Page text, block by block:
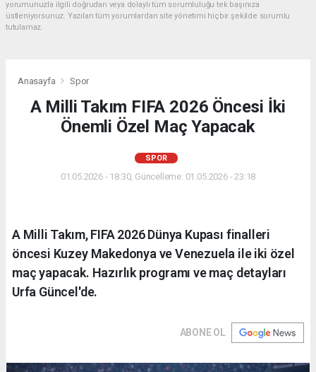
yorumunuzla ilgili doğrudan veya dolaylı tüm sorumluluğu tek başınıza
üstleniyorsunuz. Yazılan tüm yorumlardan site yönetimi hiçbir şekilde sorumlu
tutulamaz.
Anasayfa Spor
A Milli Takım FIFA 2026 Öncesi İki
Önemli Özel Maç Yapacak
SPOR
01.05.2026 - 18:30, Güncelleme: 01.05.2026 - 23:18
A Milli Takım, FIFA 2026 Dünya Kupası finalleri
öncesi Kuzey Makedonya ve Venezuela ile iki özel
maç yapacak. Hazırlık programı ve maç detayları
Urfa Güncel'de.
ABONE OL